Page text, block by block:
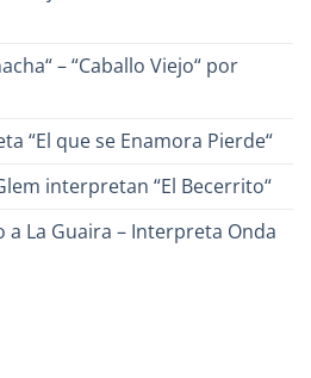
– “Caballo Viejo“ por
“El que se Enamora Pierde“
interpretan “El Becerrito“
a La Guaira – Interpreta Onda